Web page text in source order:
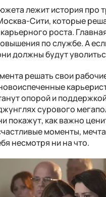
лежит история про
Сити, которые
роста.
по службе. А
должны будут
решать свои
опорой и
сурового
покажут, как важно
моменты,
несмотря ни на что.